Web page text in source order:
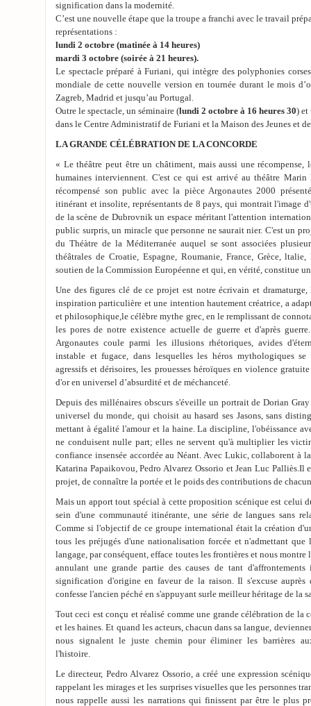
signification dans la modernité.
C’est une nouvelle étape que la troupe a franchi avec le travail
représentations :
lundi 2 octobre (matinée à 14 heures)
mardi 3 octobre (soirée à 21 heures).
Le spectacle préparé à Furiani, qui intègre des polyphonies
mondiale de cette nouvelle version en tournée durant le mois
Zagreb, Madrid et jusqu’au Portugal.
Outre le spectacle, un séminaire (lundi 2 octobre à 16 heures 30) et
dans le Centre Administratif de Furiani et la Maison des Jeunes et
LA GRANDE CÉLÉBRATION DE LA CONCORDE
« Le théâtre peut être un châtiment, mais aussi une récompense,
humaines interviennent. C'est ce qui est arrivé au théâtre
récompensé son public avec la pièce Argonautes 2000
itinérant et insolite, représentants de 8 pays, qui montrait l'image
de la scène de Dubrovnik un espace méritant l'attention
public surpris, un miracle que personne ne saurait nier. C'est un
du Théàtre de la Méditerranée auquel se sont associées
théâtrales de Croatie, Espagne, Roumanie, France, Grèce,
soutien de la Commission Européenne et qui, en vérité, constitue
Une des figures clé de ce projet est notre écrivain et
inspiration particulière et une intention hautement créatrice, a
et philosophique,le célèbre mythe grec, en le remplissant de
les pores de notre existence actuelle de guerre et d'après
Argonautes coule parmi les illusions rhétoriques, avides
instable et fugace, dans lesquelles les héros mythologiques se
agressifs et dérisoires, les prouesses héroïques en violence
d'or en universel d’absurdité et de méchanceté.
Depuis des millénaires obscurs s'éveille un portrait de Dorian
universel du monde, qui choisit au hasard ses Jasons, sans
mettant à égalité l'amour et la haine. La discipline, l'obéissance
ne conduisent nulle part; elles ne servent qu'à multiplier les
confiance insensée accordée au Néant. Avec Lukic, collaborent à
Katarina Papaikovou, Pedro Alvarez Ossorio et Jean Luc Palliès.Il
projet, de connaître la portée et le poids des contributions de
Mais un apport tout spécial à cette proposition scénique est celui
sein d'une communauté itinérante, une série de langues sans
Comme si l'objectif de ce groupe international était la création
tous les préjugés d'une nationalisation forcée et n'admettant que
langage, par conséquent, efface toutes les frontières et nous montre
annulant une grande partie des causes de tant
signification d'origine en faveur de la raison. Il s'excuse
confesse l'ancien péché en s'appuyant surle meilleur héritage de la
Tout ceci est conçu et réalisé comme une grande célébration de la
et les haines. Et quand les acteurs, chacun dans sa langue,
nous signalent le juste chemin pour éliminer les barrières
l'histoire.
Le directeur, Pedro Alvarez Ossorio, a créé une expression
rappelant les mirages et les surprises visuelles que les personnes
nous rappelle aussi les narrations qui finissent par être le plus